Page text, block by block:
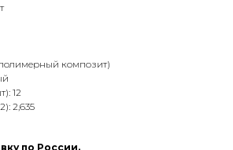
композит)
12
2,635
по России.